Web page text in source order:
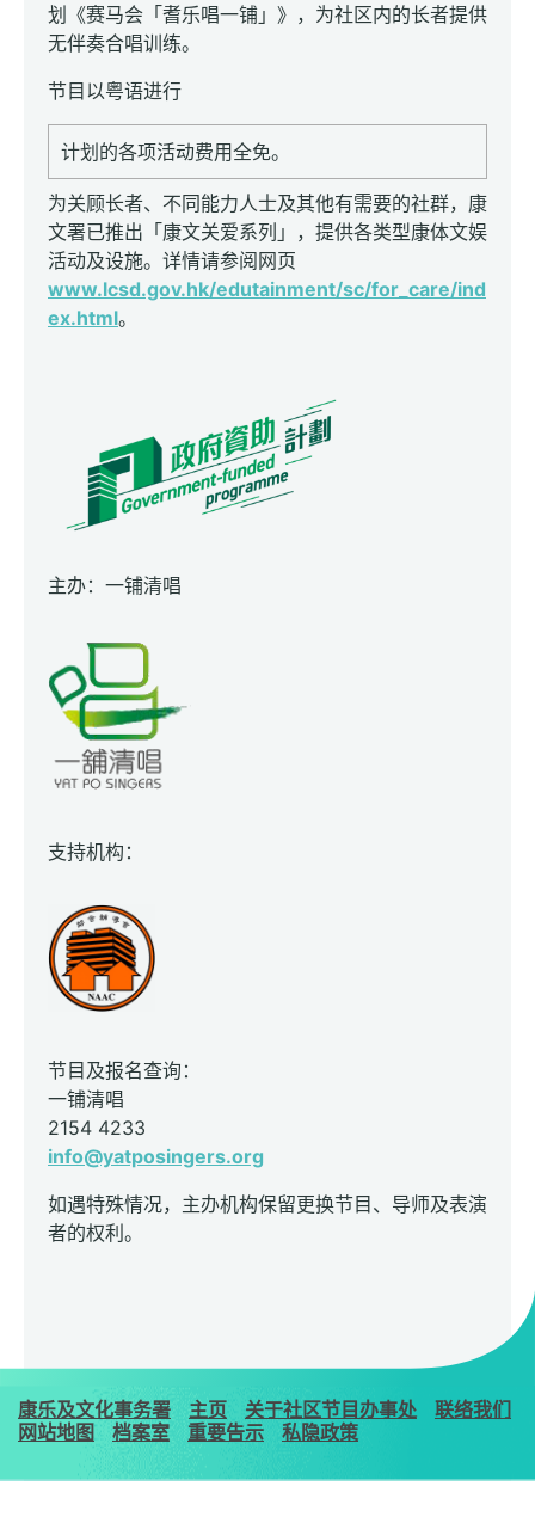
划《赛马会「耆乐唱一铺」》，为社区内的长者提供
无伴奏合唱训练。
节目以粤语进行
计划的各项活动费用全免。
为关顾长者、不同能力人士及其他有需要的社群，康
文署已推出「康文关爱系列」，提供各类型康体文娱
活动及设施。详情请参阅网页
www.lcsd.gov.hk/edutainment/sc/for_care/ind
ex.html。
主办：一铺清唱
支持机构：
节目及报名查询：
一铺清唱
2154 4233
info@yatposingers.org
如遇特殊情况，主办机构保留更换节目、导师及表演
者的权利。
康乐及文化事务署 主页 关于社区节目办事处
联络我们
网站地图
档案室 重要告示 私隐政策